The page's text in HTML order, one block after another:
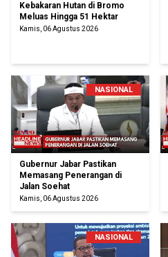
Kebakaran Hutan di Bromo
Meluas Hingga 51 Hektar
Kamis, 06 Agustus 2026
NASIONAL
Gubernur Jabar Pastikan
Memasang Penerangan di
Jalan Soehat
Kamis, 06 Agustus 2026
NASIONAL